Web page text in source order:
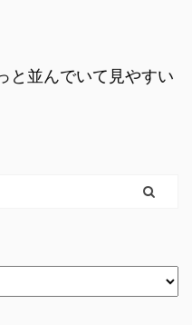
と並んでいて見やすい